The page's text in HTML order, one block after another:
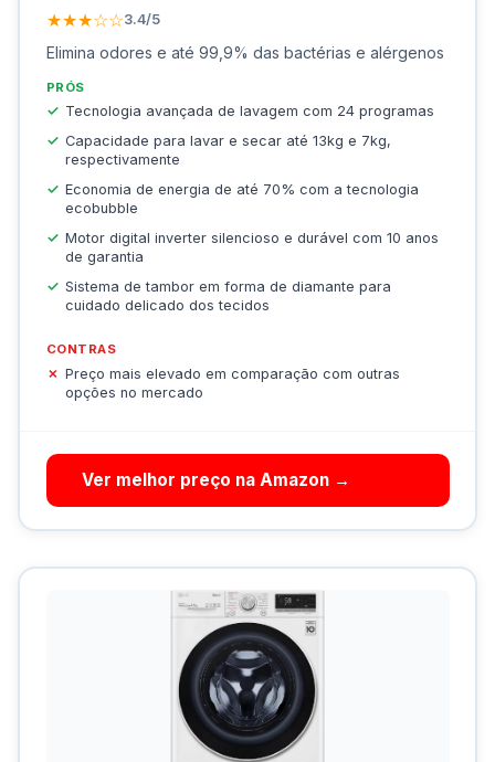
★★★☆☆3.4/5
Elimina odores e até 99,9% das bactérias e alérgenos
PRÓS
Tecnologia avançada de lavagem com 24 programas
Capacidade para lavar e secar até 13kg e 7kg,
respectivamente
Economia de energia de até 70% com a tecnologia
ecobubble
Motor digital inverter silencioso e durável com 10 anos
de garantia
Sistema de tambor em forma de diamante para
cuidado delicado dos tecidos
CONTRAS
Preço mais elevado em comparação com outras
opções no mercado
Ver melhor preço na Amazon →